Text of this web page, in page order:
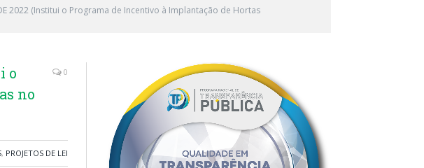
DE 2022 (Institui o Programa de Incentivo à Implantação de Hortas
o
no
0
, PROJETOS DE LEI